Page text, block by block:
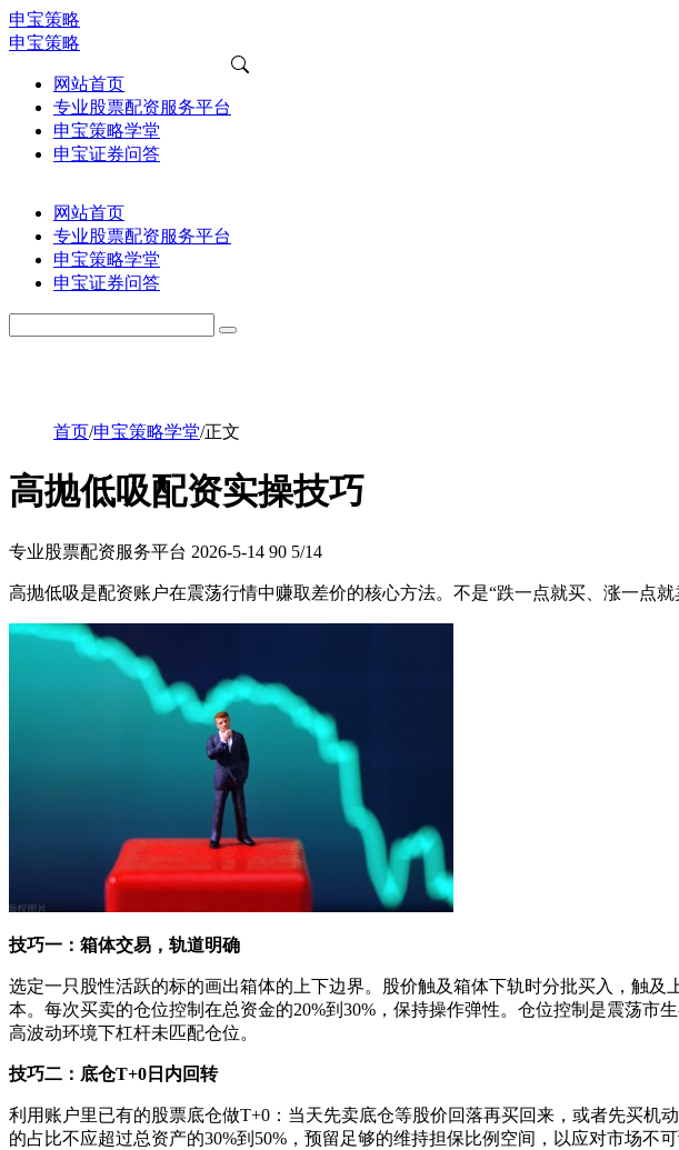
申宝策略
申宝策略
网站首页
专业股票配资服务平台
申宝策略学堂
申宝证券问答
网站首页
专业股票配资服务平台
申宝策略学堂
申宝证券问答
首页/申宝策略学堂/正文
高抛低吸配资实操技巧
专业股票配资服务平台 2026-5-14 90 5/14
高抛低吸是配资账户在震荡行情中赚取差价的核心方法。不是“跌一点就买、涨一点就
技巧一：箱体交易，轨道明确
选定一只股性活跃的标的画出箱体的上下边界。股价触及箱体下轨时分批买入，触
本。每次买卖的仓位控制在总资金的20%到30%，保持操作弹性。仓位控制是震荡市
高波动环境下杠杆未匹配仓位。
技巧二：底仓T+0日内回转
利用账户里已有的股票底仓做T+0：当天先卖底仓等股价回落再买回来，或者先买
的占比不应超过总资产的30%到50%，预留足够的维持担保比例空间，以应对市场不